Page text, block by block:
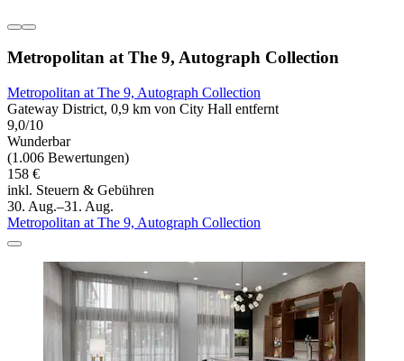
Metropolitan at The 9, Autograph Collection
Metropolitan at The 9, Autograph Collection
Gateway District, 0,9 km von City Hall entfernt
9,0/10
Wunderbar
(1.006 Bewertungen)
158 €
inkl. Steuern & Gebühren
30. Aug.–31. Aug.
Metropolitan at The 9, Autograph Collection